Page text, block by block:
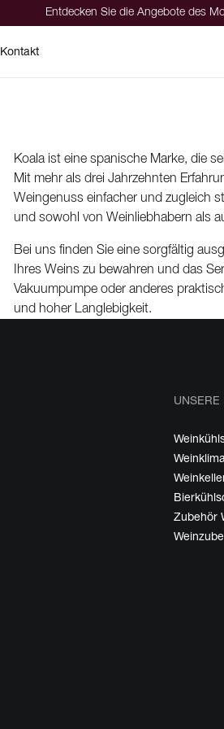
Entdecken Sie die Angebote des
Kontakt
Koala ist eine spanische Marke, die
Mit mehr als drei Jahrzehnten
Weingenuss einfacher und zugleich
und sowohl von Weinliebhabern als
Bei uns finden Sie eine sorgfältig
Ihres Weins zu bewahren und das
Vakuumpumpe oder anderes
und hoher Langlebigkeit.
UNSERE
Zubehör